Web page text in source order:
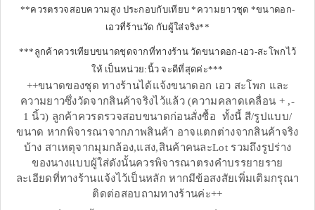
**ควรตรวจสอบความสูง ประกอบกับเทียบ *ความยาวชุด *ขนาดอก-
เอวที่ร้านวัด กับผู้ใส่จริง**
***ลูกค้าควรเทียบขนาดชุดจากที่ทางร้าน วัดขนาดอก-เอว-สะโพกไว้
ให้ เป็นหน่วย:นิ้ว จะดีที่สุดค่ะ***
++ขนาดของชุด ทางร้านได้แจ้งขนาดอก เอว สะโพก และ
ความยาวซึ่งวัดจากสินค้าจริงไว้แล้ว (ความคลาดเคลื่อน + ,-
1 นิ้ว) ลูกค้าควรตรวจสอบขนาดก่อนสั่งซื้อ ทั้งนี้ สี/รูปแบบ/
ขนาด หากพิจารณาจากภาพสินค้า อาจแตกต่างจากสินค้าจริง
บ้าง สาเหตุจากมุมกล้อง,แสง,สินค้าคนละLot รวมถึงรูปร่าง
ของนางแบบผู้ใส่ดังนั้นควรพิจารณาตรงคำบรรยายราย
ละเอียดที่ทางร้านแจ้งไว้เป็นหลัก หากมีข้อสงสัยเพิ่มเติมกรุณา
ติดต่อสอบถามทางร้านค่ะ++